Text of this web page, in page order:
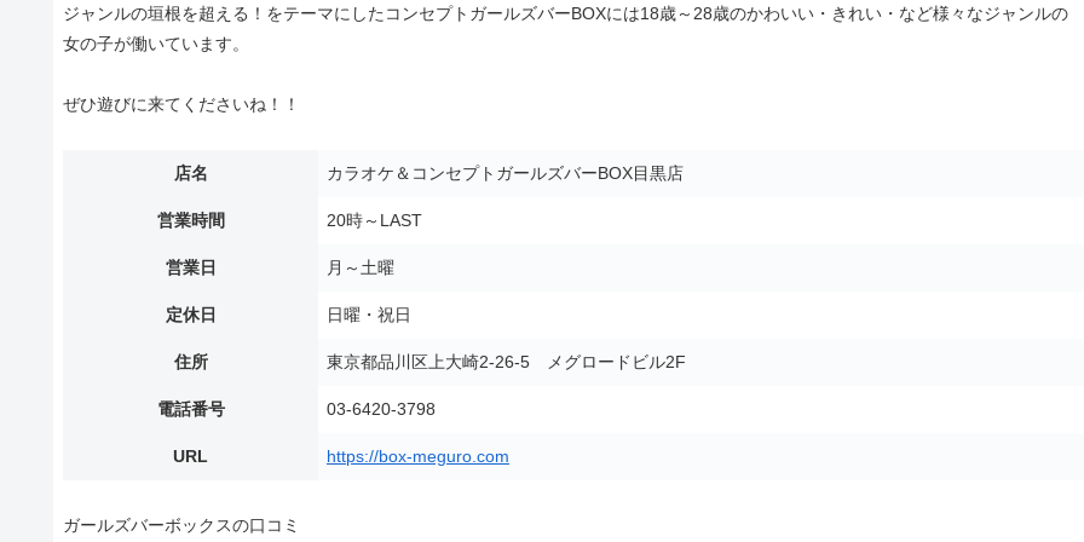
ジャンルの垣根を超える！をテーマにしたコンセプトガールズバーBOXには18歳～28歳のかわいい・きれい・など様々なジャンルの
女の子が働いています。
ぜひ遊びに来てくださいね！！
店名 カラオケ＆コンセプトガールズバーBOX目黒店
営業時間 20時～LAST
営業日 月～土曜
定休日 日曜・祝日
住所 東京都品川区上大崎2-26-5 メグロードビル2F
電話番号 03-6420-3798
URL https://box-meguro.com
ガールズバーボックスの口コミ